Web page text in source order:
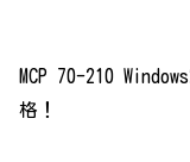
MCP 70-210
格！